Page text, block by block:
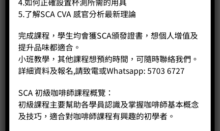
導師簡介
商店（產品）
課程/工作坊
5.了解SCA CVA 感官分析最新理論
完成課程，學生均會獲SCA頒發證書，想個人增值及
提升品味都適合。
小班教學，其他課程想預約時間，可隨時聯絡我們。
詳細資料及報名,請致電或Whatsapp: 5703 6727
SCA 初級咖啡師課程概覽：
初級課程主要幫助各學員認識及掌握咖啡師基本概念
及技巧，適合對咖啡師課程有興趣的初學者。